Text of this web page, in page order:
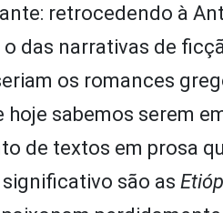
retrocedendo à
das narrativas de
os romances
sabemos serem
de textos em prosa
são as